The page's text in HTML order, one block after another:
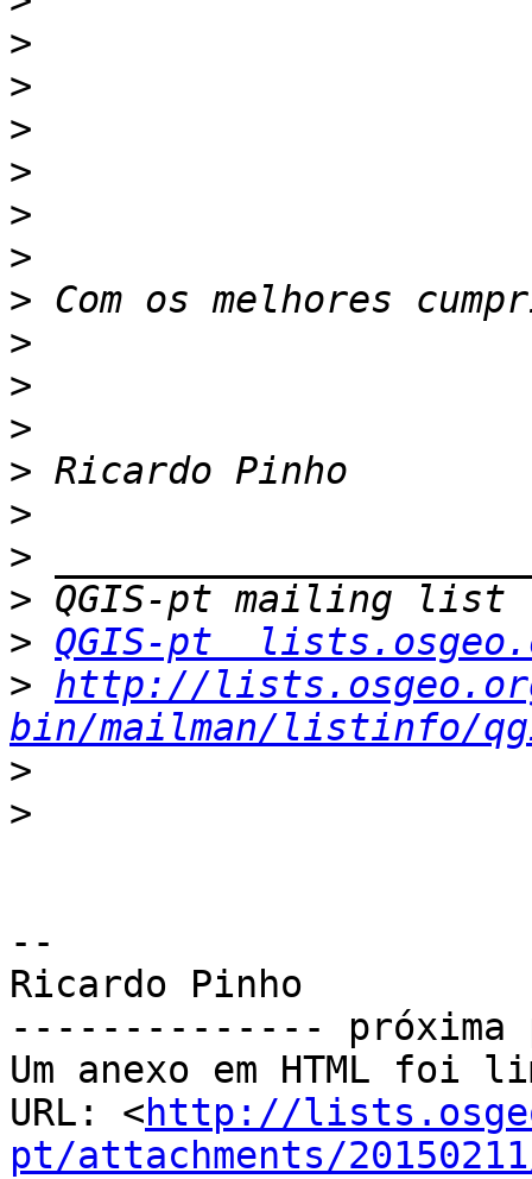
>
>
>
>
>
>
>
>
>
>
>
>
>
>
> QGIS-pt
> http://
bin/mailman/listinfo/
>
>
--
Ricardo Pinho
--------------
Um anexo em HTML foi
URL: <http://
pt/attachments/